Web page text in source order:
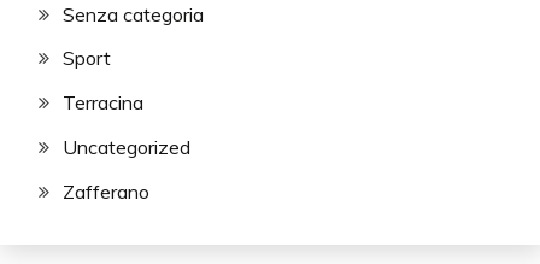
Senza categoria
Sport
Terracina
Uncategorized
Zafferano